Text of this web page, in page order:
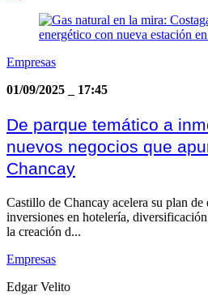
Empresas
01/09/2025
17:45
De parque temático a
nuevos negocios que
Chancay
Castillo de Chancay acelera su plan de
inversiones en hotelería,
la creación d...
Empresas
Edgar Velito